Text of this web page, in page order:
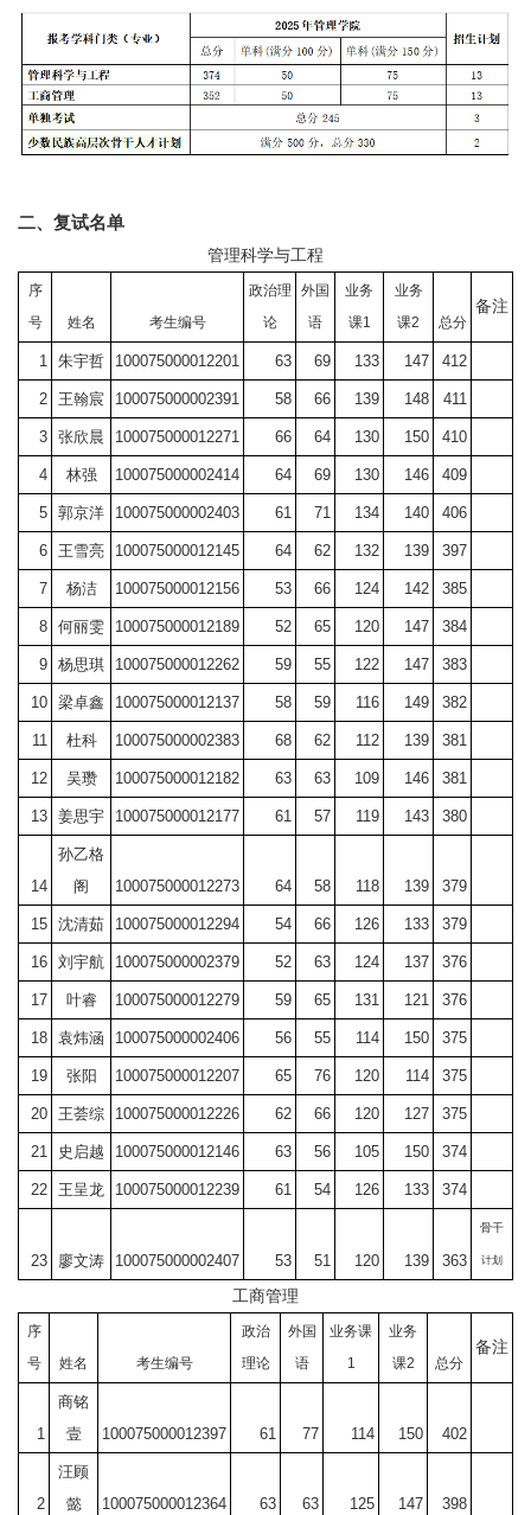
二、复试名单
管理科学与工程
序
号
姓名 考生编号
政治理
论
外国
语
业务
课1
业务
课2 总分
备注
1 朱宇哲 100075000012201 63 69 133 147 412
2 王翰宸 100075000002391 58 66 139 148 411
3 张欣晨 100075000012271 66 64 130 150 410
4 林强 100075000002414 64 69 130 146 409
5 郭京洋 100075000002403 61 71 134 140 406
6 王雪亮 100075000012145 64 62 132 139 397
7 杨洁 100075000012156 53 66 124 142 385
8 何丽雯 100075000012189 52 65 120 147 384
9 杨思琪 100075000012262 59 55 122 147 383
10 梁卓鑫 100075000012137 58 59 116 149 382
11 杜科 100075000002383 68 62 112 139 381
12 吴瓒 100075000012182 63 63 109 146 381
13 姜思宇 100075000012177 61 57 119 143 380
14
孙乙格
阁
100075000012273 64 58 118 139 379
15 沈清茹 100075000012294 54 66 126 133 379
16 刘宇航 100075000002379 52 63 124 137 376
17 叶睿 100075000012279 59 65 131 121 376
18 袁炜涵 100075000002406 56 55 114 150 375
19 张阳 100075000012207 65 76 120 114 375
20 王荟综 100075000012226 62 66 120 127 375
21 史启越 100075000012146 63 56 105 150 374
22 王呈龙 100075000012239 61 54 126 133 374
23 廖文涛 100075000002407 53 51 120 139 363
骨干
计划
工商管理
序
号
姓名 考生编号
政治
理论
外国
语
业务课
1
业务
课2 总分
备注
1
商铭
壹
100075000012397 61 77 114 150 402
2
汪顾
懿
100075000012364 63 63 125 147 398